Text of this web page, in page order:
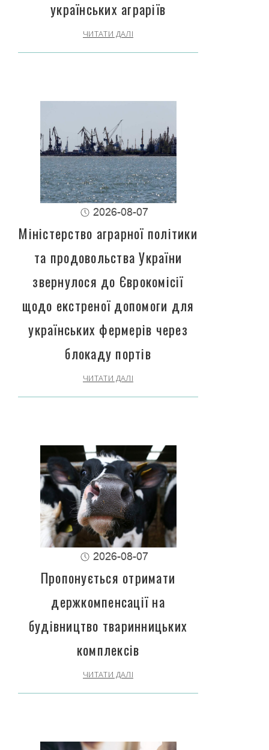
українських аграріїв
ЧИТАТИ ДАЛІ
2026-08-07
Міністерство аграрної політики
та продовольства України
звернулося до Єврокомісії
щодо екстреної допомоги для
українських фермерів через
блокаду портів
ЧИТАТИ ДАЛІ
2026-08-07
Пропонується отримати
держкомпенсації на
будівництво тваринницьких
комплексів
ЧИТАТИ ДАЛІ